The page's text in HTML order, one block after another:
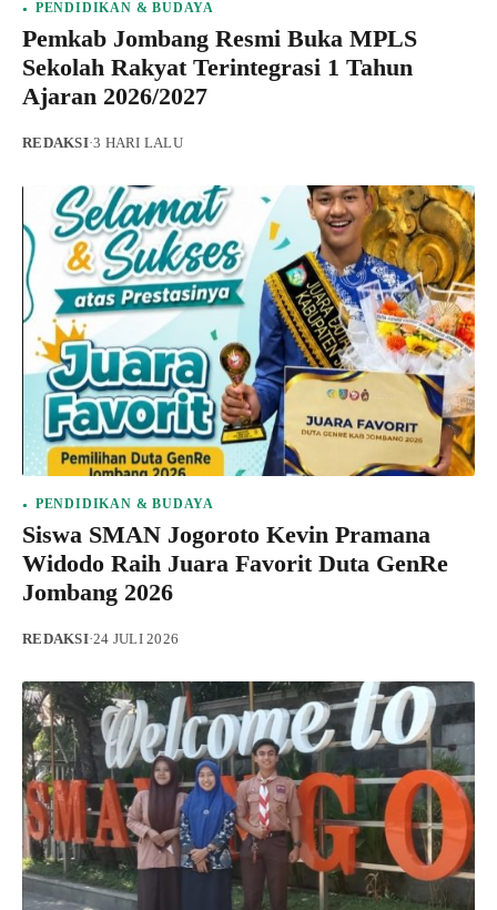
PENDIDIKAN & BUDAYA
Pemkab Jombang Resmi Buka MPLS
Sekolah Rakyat Terintegrasi 1 Tahun
Ajaran 2026/2027
REDAKSI·3 HARI LALU
PENDIDIKAN & BUDAYA
Siswa SMAN Jogoroto Kevin Pramana
Widodo Raih Juara Favorit Duta GenRe
Jombang 2026
REDAKSI·24 JULI 2026